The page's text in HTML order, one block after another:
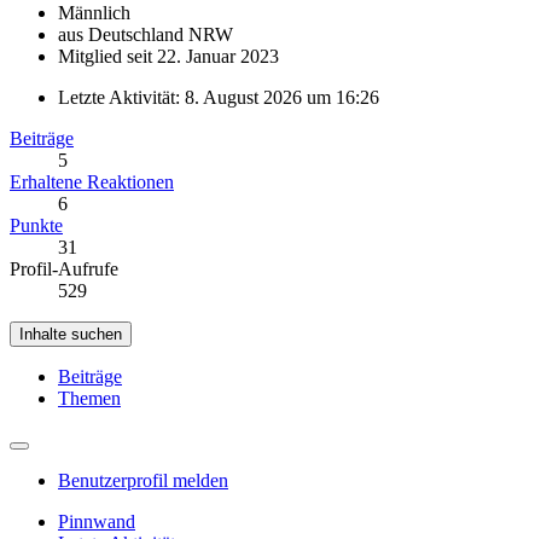
Männlich
aus Deutschland NRW
Mitglied seit 22. Januar 2023
Letzte Aktivität: 8. August 2026 um 16:26
Beiträge
5
Erhaltene Reaktionen
6
Punkte
31
Profil-Aufrufe
529
Inhalte suchen
Beiträge
Themen
Benutzerprofil melden
Pinnwand